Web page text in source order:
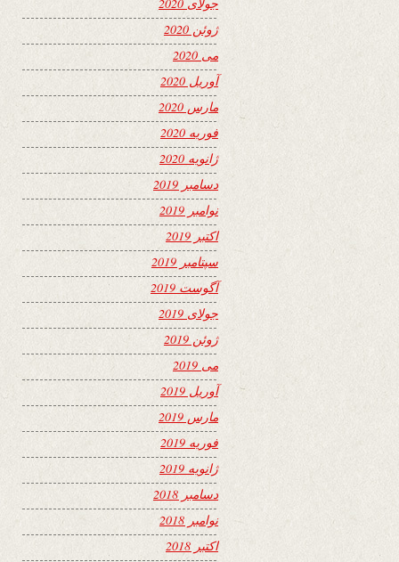
ژوئن 2020
می 2020
آوریل 2020
مارس 2020
فوریه 2020
ژانویه 2020
دسامبر 2019
نوامبر 2019
اکتبر 2019
سپتامبر 2019
آگوست 2019
جولای 2019
ژوئن 2019
می 2019
آوریل 2019
مارس 2019
فوریه 2019
ژانویه 2019
دسامبر 2018
نوامبر 2018
اکتبر 2018